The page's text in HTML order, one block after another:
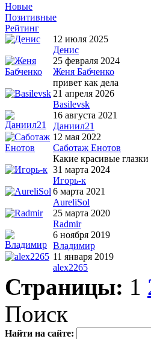
Новые
Позитивные
Рейтинг
12 июля 2025
Денис
25 февраля 2024
Женя Бабченко
привет как дела
21 апреля 2026
Basilevsk
16 августа 2021
Даниил21
12 мая 2022
Саботаж Енотов
Какие красивые
31 марта 2024
Игорь-к
6 марта 2021
AureliSol
25 марта 2020
Radmir
6 ноября 2019
Владимир
11 января 2019
alex2265
Страницы: 1
Поиск
Найти на сайте: